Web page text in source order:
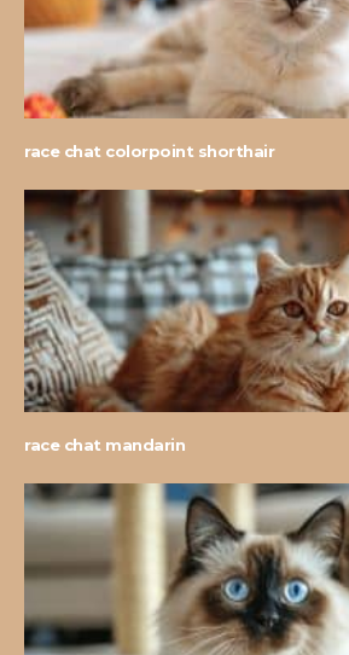
race chat colorpoint shorthair
race chat mandarin